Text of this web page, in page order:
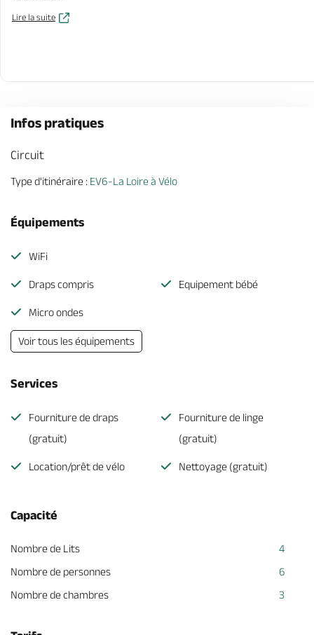
Lire la suite
Infos pratiques
Circuit
Type d'itinéraire : EV6-La Loire à Vélo
Équipements
WiFi
Draps compris Equipement bébé
Micro ondes
Voir tous les équipements
Services
Fourniture de draps
(gratuit)
Fourniture de linge
(gratuit)
Location/prêt de vélo Nettoyage (gratuit)
Capacité
Nombre de Lits
4
Nombre de personnes
6
Nombre de chambres
3